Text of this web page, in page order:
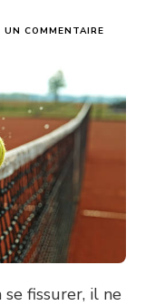
UN COMMENTAIRE
UNE
QUAND
fissurer, il ne